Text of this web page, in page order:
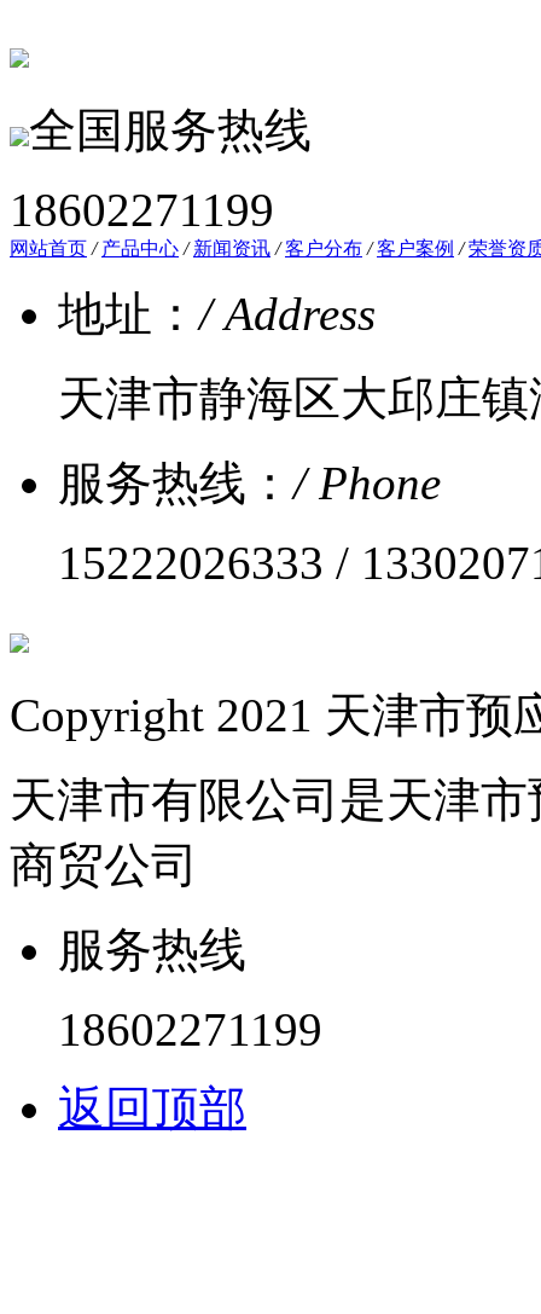
全国服务热线
18602271199
网站首页 / 产品中心 / 新闻资讯 / 客户分布 / 客户案例 / 荣誉资
地址：/ Address
天津市静海区大邱庄
服务热线：/ Phone
15222026333 /
Copyright 2021 天津市
天津市有限公司是天津
商贸公司
服务热线
18602271199
返回顶部